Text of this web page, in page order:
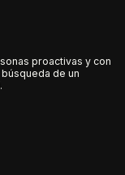
proactivas y con
de un